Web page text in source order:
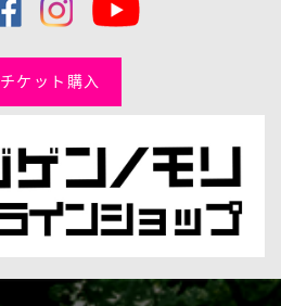
チケット購入